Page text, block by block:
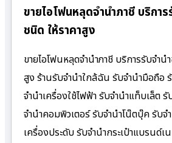
ขายไอโฟนหลุดจำนำภาชี บริกา
ชนิด ให้ราคาสูง
ขายไอโฟนหลุดจำนำภาชี บริการรับจำ
สูง ร้านรับจํานําใกล้ฉัน รับจำนำมือถือ
จำนำเครื่องใช้ไฟฟ้า รับจำนำแท็บเล็ต
จำนำคอมพิวเตอร์ รับจำนำโน๊ตบุ๊ค รับจ
เครื่องประดับ รับจำนำกระเป๋าแบรนด์